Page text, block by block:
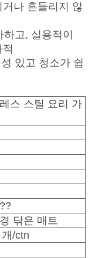
나 흔들리지 않
고, 실용적이
있고 청소가 쉽
스 스틸 요리 가
닦은 매트
/ctn